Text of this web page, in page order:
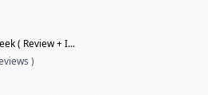
( Review + I...
)